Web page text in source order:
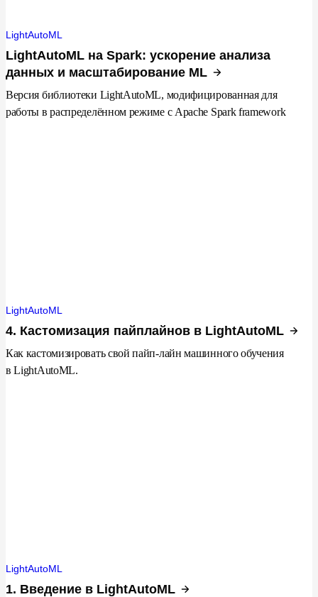
LightAutoML
LightAutoML на Spark: ускорение анализа
данных и масштабирование ML
Версия библиотеки LightAutoML, модифицированная для
работы в распределённом режиме с Apache Spark framework
LightAutoML
4. Кастомизация пайплайнов в LightAutoML
Как кастомизировать свой пайп-лайн машинного обучения
в LightAutoML.
LightAutoML
1. Введение в LightAutoML